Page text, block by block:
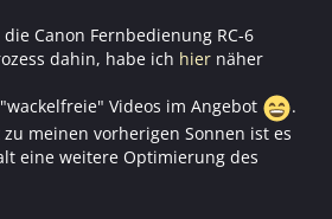
Canon Fernbedienung RC-6
dahin, habe ich hier näher
Videos im Angebot
.
meinen vorherigen Sonnen ist es
eine weitere Optimierung des